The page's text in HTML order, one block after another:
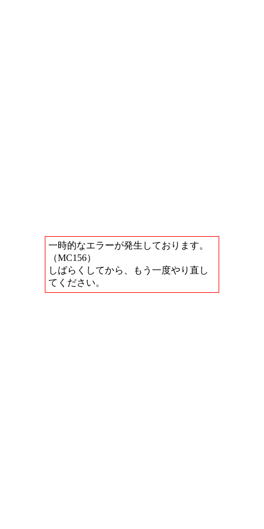
一時的なエラーが発生しております。
（MC156）
しばらくしてから、もう一度やり直し
てください。